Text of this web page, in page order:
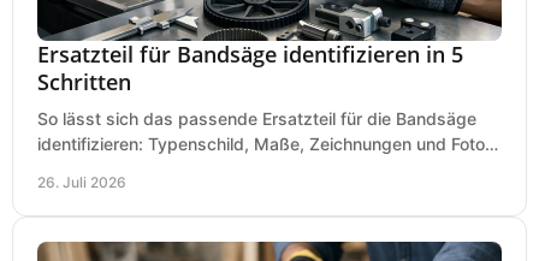
Ersatzteil für Bandsäge identifizieren in 5
Schritten
So lässt sich das passende Ersatzteil für die Bandsäge
identifizieren: Typenschild, Maße, Zeichnungen und Fotos
26. Juli 2026